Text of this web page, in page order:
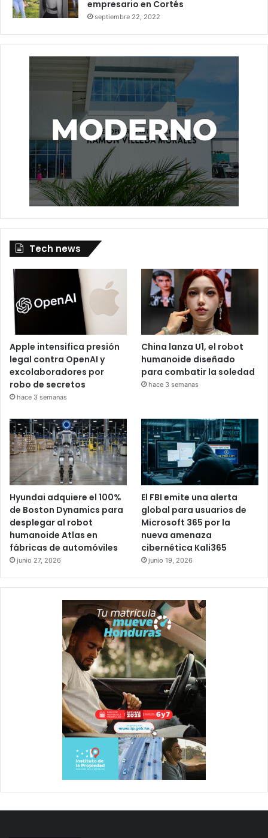
empresario en Cortés
septiembre 22, 2022
Tech news
Apple intensifica presión
legal contra OpenAI y
excolaboradores por
robo de secretos
hace 3 semanas
China lanza U1, el robot
humanoide diseñado
para combatir la soledad
hace 3 semanas
Hyundai adquiere el 100%
de Boston Dynamics para
desplegar al robot
humanoide Atlas en
fábricas de automóviles
junio 27, 2026
El FBI emite una alerta
global para usuarios de
Microsoft 365 por la
nueva amenaza
cibernética Kali365
junio 19, 2026